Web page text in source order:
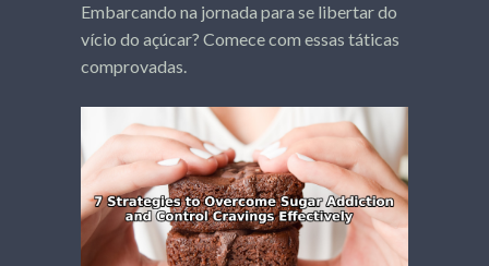
Embarcando na jornada para se libertar do
vício do açúcar? Comece com essas táticas
comprovadas.